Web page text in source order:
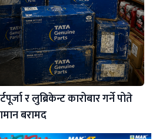
र लुब्रिकेन्ट कारोबार गर्ने पोते
बरामद